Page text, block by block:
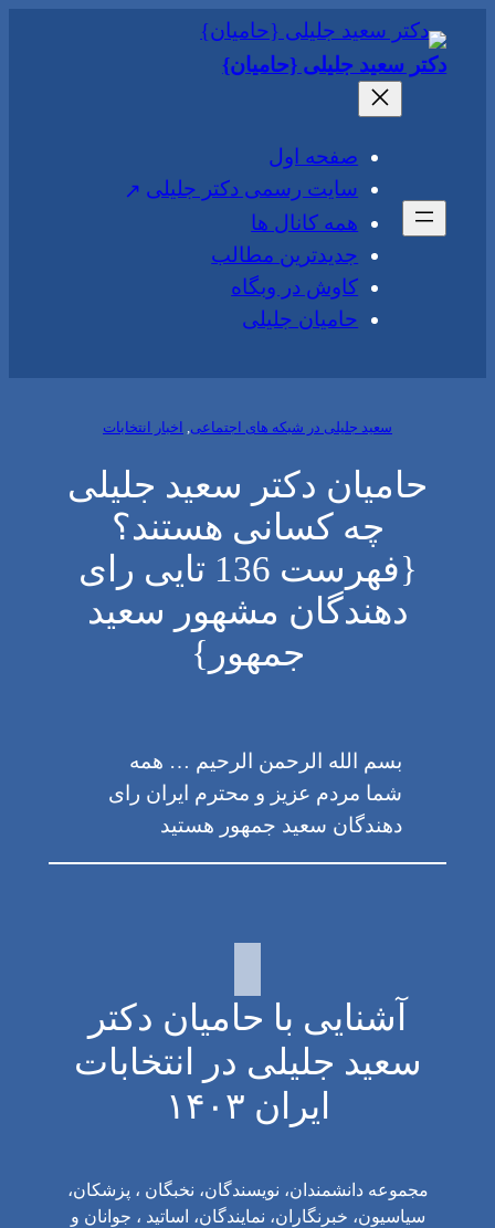
دکتر سعید جلیلی {حامیان}
صفحه اول
سایت رسمی دکتر جلیلی
همه کانال ها
جدیدترین مطالب
کاوش در وبگاه
حامیان جلیلی
سعید جلیلی در شبکه های اجتماعی, اخبار انتخابات
حامیان دکتر سعید جلیلی
چه کسانی هستند؟
{فهرست 136 تایی رای
دهندگان مشهور سعید
جمهور}
بسم الله الرحمن الرحیم … همه
شما مردم عزیز و محترم ایران رای
دهندگان سعید جمهور هستید
آشنایی با حامیان دکتر
سعید جلیلی در انتخابات
ایران ۱۴۰۳
مجموعه دانشمندان، نویسندگان، نخبگان ، پزشکان،
سیاسیون، خبرنگاران، نمایندگان، اساتید ، جوانان و